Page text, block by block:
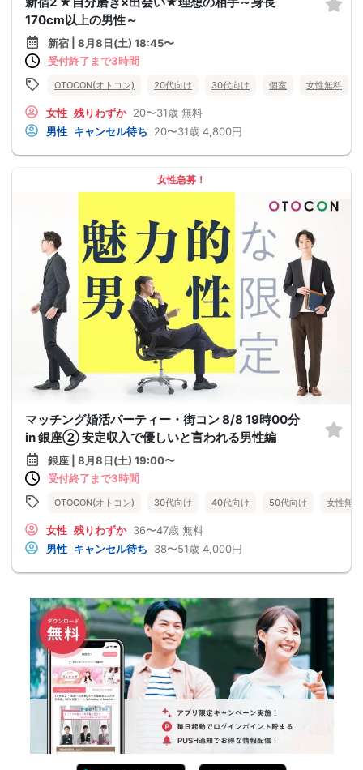
170cm以上の男性～
新宿 | 8月8日(土) 18:45〜
受付終了まで3時間
OTOCON(オトコン) 20代向け 30代向け 個室 女性無料
女性 残りわずか 20〜31歳 無料
男性 キャンセル待ち 20〜31歳 4,800円
女性急募！
マッチング婚活パーティー・街コン 8/8 19時00分
in 銀座② 安定収入で優しいと言われる男性編
銀座 | 8月8日(土) 19:00〜
受付終了まで3時間
OTOCON(オトコン) 30代向け 40代向け 50代向け 女性無料
女性 残りわずか 36〜47歳 無料
男性 キャンセル待ち 38〜51歳 4,000円